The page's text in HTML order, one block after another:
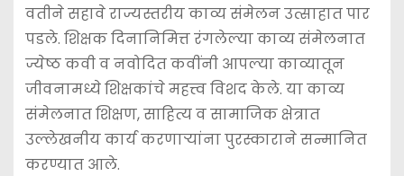
वतीने सहावे राज्यस्तरीय काव्य संमेलन उत्साहात पार
पडले. शिक्षक दिनानिमित्त रंगलेल्या काव्य संमेलनात
ज्येष्ठ कवी व नवोदित कवींनी आपल्या काव्यातून
जीवनामध्ये शिक्षकांचे महत्त्व विशद केले. या काव्य
संमेलनात शिक्षण, साहित्य व सामाजिक क्षेत्रात
उल्लेखनीय कार्य करणाऱ्यांना पुरस्काराने सन्मानित
करण्यात आले.